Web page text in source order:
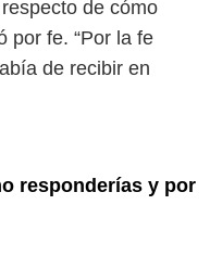
respecto de cómo
por fe. “Por la fe
de recibir en
responderías y por